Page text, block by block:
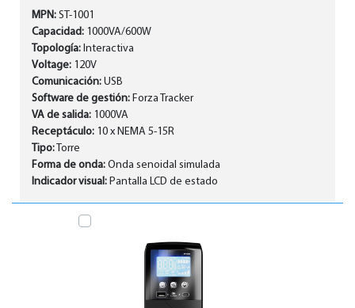
MPN: ST-1001
Capacidad: 1000VA/600W
Topología: Interactiva
Voltage: 120V
Comunicación: USB
Software de gestión: Forza Tracker
VA de salida: 1000VA
Receptáculo: 10 x NEMA 5-15R
Tipo: Torre
Forma de onda: Onda senoidal simulada
Indicador visual: Pantalla LCD de estado